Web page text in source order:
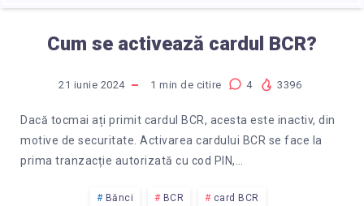
Cum se activează cardul BCR?
21 iunie 2024 1 min de citire 4 3396
Dacă tocmai ați primit cardul BCR, acesta este inactiv, din
motive de securitate. Activarea cardului BCR se face la
prima tranzacție autorizată cu cod PIN,…
Bănci BCR card BCR